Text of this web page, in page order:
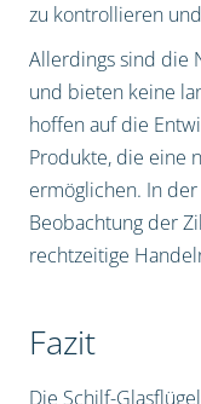
zu kontrollieren
Allerdings sind die
und bieten keine
hoffen auf die
Produkte, die eine
ermöglichen. In
Beobachtung der
rechtzeitige
Fazit
Die Schilf-